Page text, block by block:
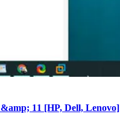
11 [HP, Dell, Lenovo]